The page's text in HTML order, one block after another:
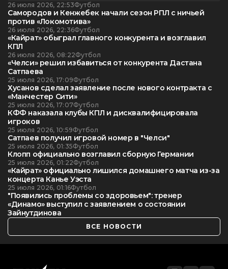
26 июля 2026, 22:53Футбол
Самородов и Кенжебек начали сезон РПЛ с ничьей
против «Локомотива»
26 июля 2026, 22:36Футбол
«Кайрат» обыграл главного конкурента и возглавил
КПЛ
26 июля 2026, 08:22Футбол
«Челси» решил избавиться от конкурента Дастана
Сатпаева
25 июля 2026, 17:09Футбол
Хусанов сделал заявление после нового контракта с
«Манчестер Сити»
25 июля 2026, 17:07Футбол
КФФ наказала клубы КПЛ и дисквалифицировала
игроков
25 июля 2026, 10:59Футбол
Сатпаев получил игровой номер в "Челси"
25 июля 2026, 01:35Футбол
Клопп официально возглавил сборную Германии
25 июля 2026, 01:22Футбол
«Кайрат» официально лишился домашнего матча из-за
концерта Канье Уэста
25 июля 2026, 01:16Футбол
"Появились проблемы со здоровьем": тренер
«Динамо» выступил с заявлением о состоянии
Зайнутдинова
ВСЕ НОВОСТИ